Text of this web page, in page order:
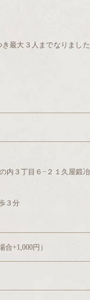
最大３人までなりまし
内３丁目６−２１久屋鍛
３分
+1,000円）